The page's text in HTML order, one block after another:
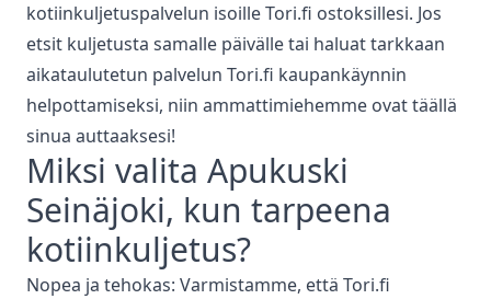
kotiinkuljetuspalvelun isoille Tori.fi ostoksillesi. Jos
etsit kuljetusta samalle päivälle tai haluat tarkkaan
aikataulutetun palvelun Tori.fi kaupankäynnin
helpottamiseksi, niin ammattimiehemme ovat täällä
sinua auttaaksesi!
Miksi valita Apukuski
Seinäjoki, kun tarpeena
kotiinkuljetus?
Nopea ja tehokas: Varmistamme, että Tori.fi